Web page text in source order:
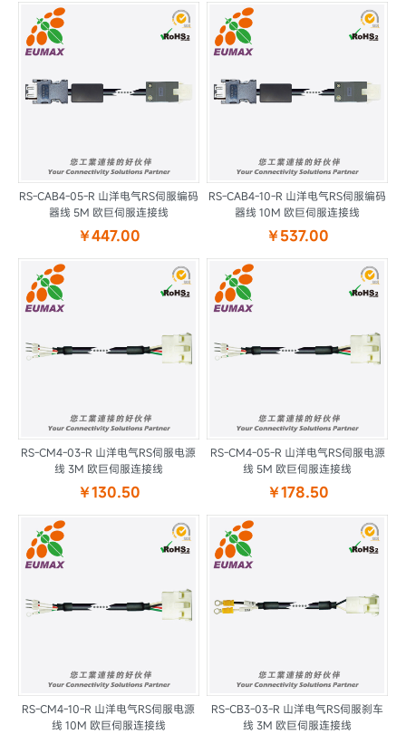
RS-CAB4-05-R 山洋电气RS伺服编码
器线 5M 欧巨伺服连接线
￥447.00
RS-CAB4-10-R 山洋电气RS伺服编码
器线 10M 欧巨伺服连接线
￥537.00
RS-CM4-03-R 山洋电气RS伺服电源
线 3M 欧巨伺服连接线
￥130.50
RS-CM4-05-R 山洋电气RS伺服电源
线 5M 欧巨伺服连接线
￥178.50
RS-CM4-10-R 山洋电气RS伺服电源
线 10M 欧巨伺服连接线
RS-CB3-03-R 山洋电气RS伺服刹车
线 3M 欧巨伺服连接线